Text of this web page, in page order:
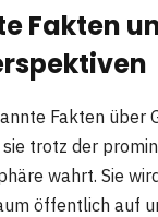
Fakten
Fakten über
sie trotz der
wahrt. Sie
öffentlich auf